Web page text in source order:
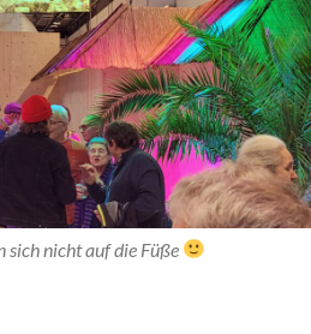
sich nicht auf die Füße